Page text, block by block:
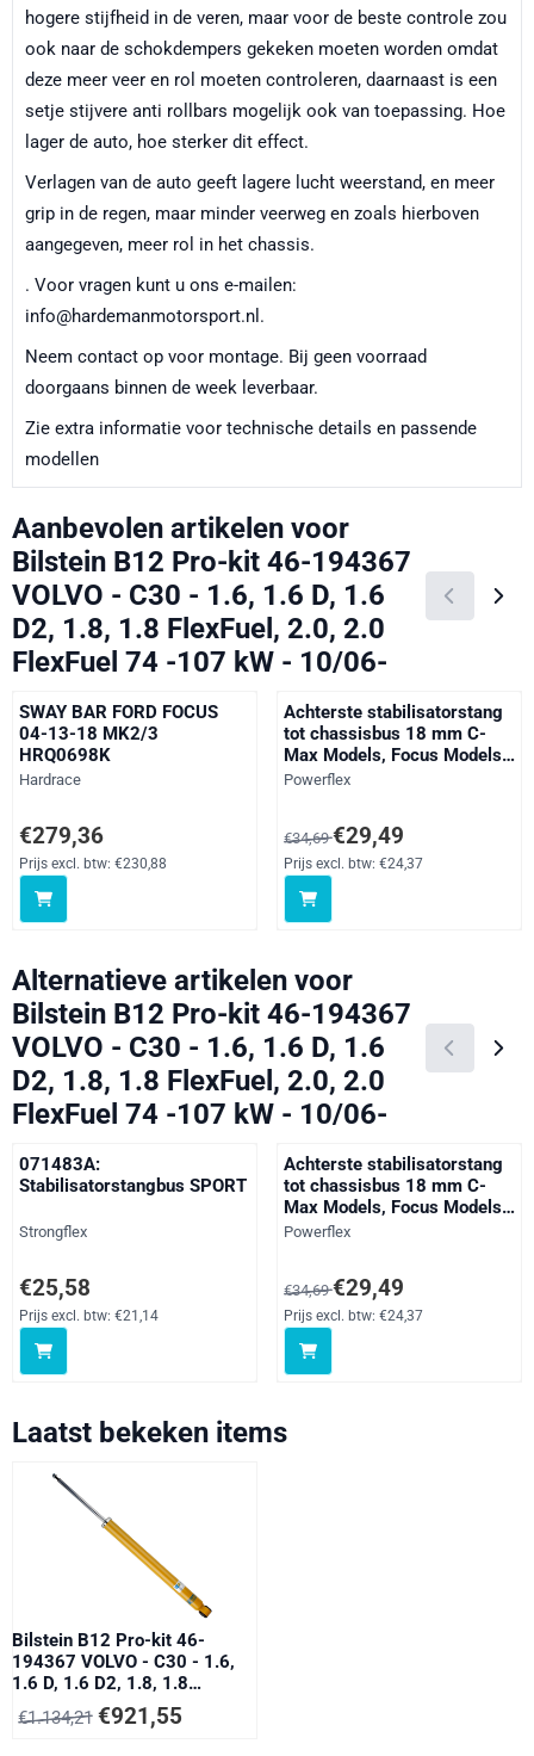
hogere stijfheid in de veren, maar voor de beste controle zou
ook naar de schokdempers gekeken moeten worden omdat
deze meer veer en rol moeten controleren, daarnaast is een
setje stijvere anti rollbars mogelijk ook van toepassing. Hoe
lager de auto, hoe sterker dit effect.
Verlagen van de auto geeft lagere lucht weerstand, en meer
grip in de regen, maar minder veerweg en zoals hierboven
aangegeven, meer rol in het chassis.
. Voor vragen kunt u ons e-mailen:
info@hardemanmotorsport.nl.
Neem contact op voor montage. Bij geen voorraad
doorgaans binnen de week leverbaar.
Zie extra informatie voor technische details en passende
modellen
Aanbevolen artikelen voor
Bilstein B12 Pro-kit 46-194367
VOLVO - C30 - 1.6, 1.6 D, 1.6
D2, 1.8, 1.8 FlexFuel, 2.0, 2.0
FlexFuel 74 -107 kW - 10/06-
SWAY BAR FORD FOCUS
04-13-18 MK2/3
HRQ0698K
Merk:
Hardrace
Prijs: 279,36, exclusief btw: 230,88
€279,36
Prijs excl. btw: €230,88
Achterste stabilisatorstang
tot chassisbus 18 mm C-
Max Models, Focus Models,
Mazda 3, C30, C70, S40,
Merk:
Powerflex
Van 34,69 voor 29,49, exclusief
€34,69€29,49
Prijs excl. btw: €24,37
Alternatieve artikelen voor
Bilstein B12 Pro-kit 46-194367
VOLVO - C30 - 1.6, 1.6 D, 1.6
D2, 1.8, 1.8 FlexFuel, 2.0, 2.0
FlexFuel 74 -107 kW - 10/06-
071483A:
Stabilisatorstangbus SPORT
Merk:
Strongflex
Prijs: 25,58, exclusief btw: 21,14
€25,58
Prijs excl. btw: €21,14
Achterste stabilisatorstang
tot chassisbus 18 mm C-
Max Models, Focus Models,
Mazda 3, C30, C70, S40,
Merk:
Powerflex
Van 34,69 voor 29,49, exclusief
€34,69€29,49
Prijs excl. btw: €24,37
Laatst bekeken items
Bilstein B12 Pro-kit 46-
194367 VOLVO - C30 - 1.6,
1.6 D, 1.6 D2, 1.8, 1.8
FlexFuel, 2.0, 2.0 FlexFuel 74
-107 kW - 10/06-
€1.134,21 €921,55